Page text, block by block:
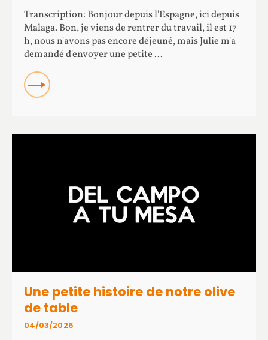
Transcription: Bonjour depuis l'Espagne, ici depuis
Malaga. Bon, je viens de rentrer du travail, il est 17
h, nous n'avons pas encore déjeuné, mais Julie m'a
demandé d'envoyer une petite ...
READ
Une petite histoire de notre olive
de table
04/03/2026